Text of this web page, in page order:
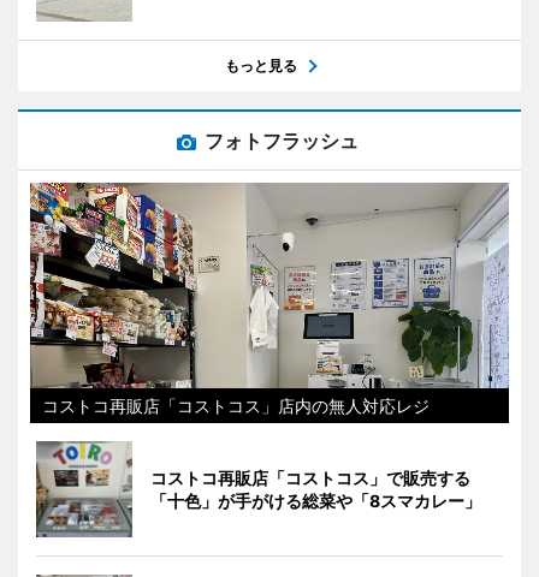
もっと見る
フォトフラッシュ
コストコ再販店「コストコス」店内の無人対応レジ
コストコ再販店「コストコス」で販売する
「十色」が手がける総菜や「8スマカレー」